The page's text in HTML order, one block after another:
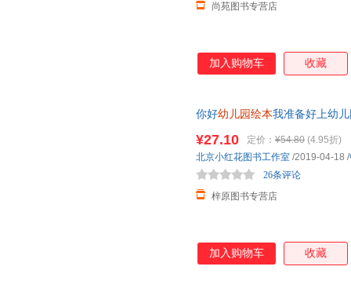
尚苑图书专营店
加入购物车 收藏
你好幼儿园绘本我准备好上幼
¥27.10 定价： ¥54.80 (4.95折)
梓原图书专营店
26条评论
北京小红花图书工作室 /2019-04-18 /
加入购物车 收藏